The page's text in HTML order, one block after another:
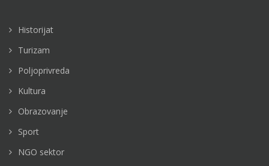
Historijat
Turizam
Poljoprivreda
Kultura
Obrazovanje
Sport
NGO sektor